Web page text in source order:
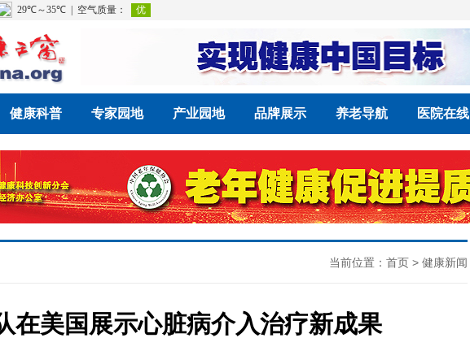
健康科普 专家园地 产业园地 品牌展示 养老导航 医院在线
当前位置： 首页 > 健康新闻
在美国展示心脏病介入治疗新成果